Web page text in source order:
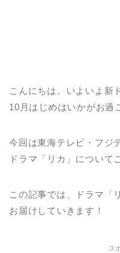
こんにちは。いよいよ新
10月はじめはいかがお過
今回は東海テレビ・フジ
ドラマ「リカ」について
この記事では、ドラマ「
お届けしていきます！
ス